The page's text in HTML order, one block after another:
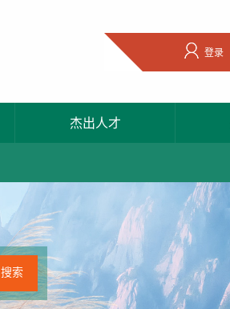
登录
杰出人才
搜索